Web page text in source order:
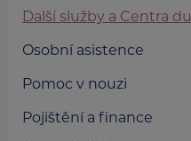
Další služby a Centra
Osobní asistence
Pomoc v nouzi
Pojištění a finance